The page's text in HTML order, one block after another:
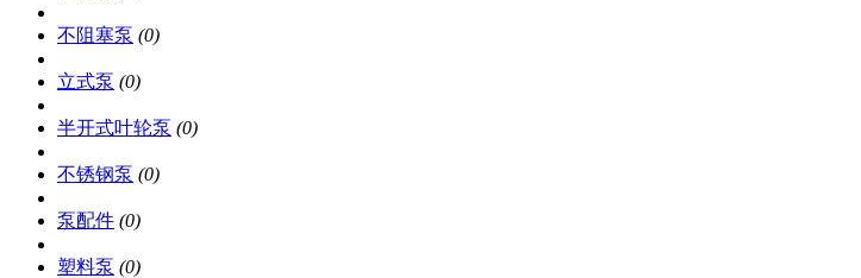
不阻塞泵 (0)
立式泵 (0)
半开式叶轮泵 (0)
不锈钢泵 (0)
泵配件 (0)
塑料泵 (0)